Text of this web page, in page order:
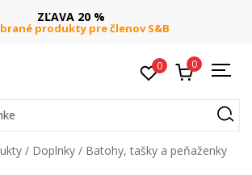
ZĽAVA 20 %
produkty pre členov S&B
0 0
Doplnky
Batohy, tašky a peňaženky